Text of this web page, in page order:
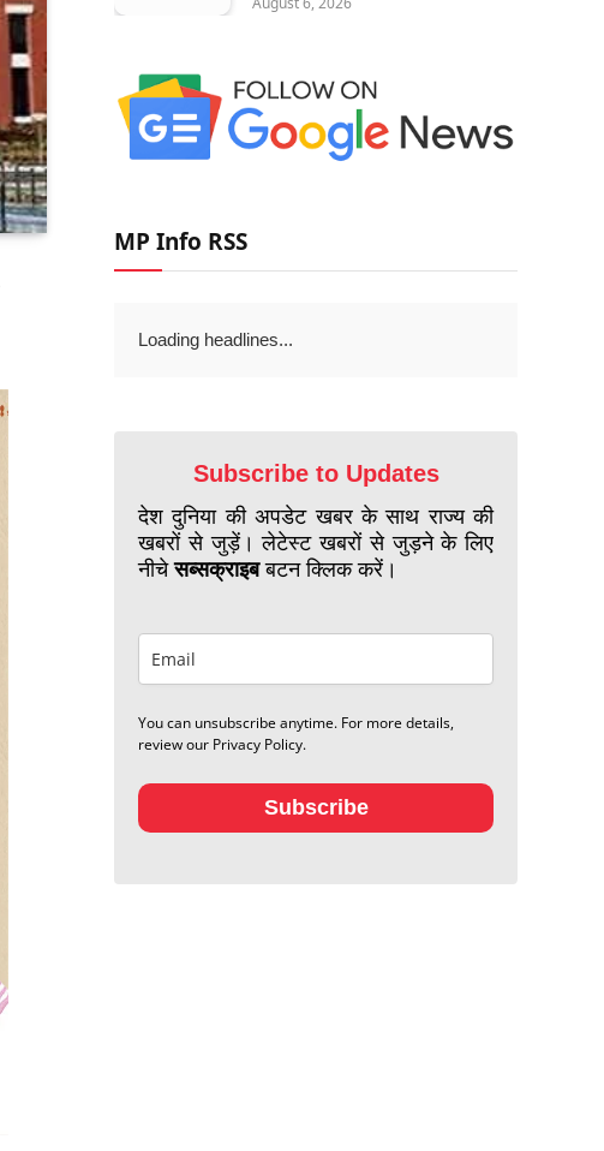
MP Info RSS
Loading headlines...
Subscribe to Updates
देश दुनिया की अपडेट खबर के साथ राज्य की
खबरों से जुड़ें। लेटेस्ट खबरों से जुड़ने के लिए
नीचेसब्सक्राइबबटन क्लिक करें।
You can unsubscribe anytime. For more details,
review our Privacy Policy.
Subscribe